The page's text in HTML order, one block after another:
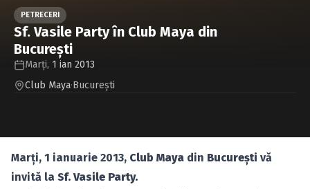
Caută în site...
PETRECERI
Sf. Vasile Party în Club Maya din
Bucureşti
Marți, 1 ian 2013
Club Maya·Bucureşti
Marţi, 1 ianuarie 2013, Club Maya din Bucureşti vă
invită la Sf. Vasile Party.